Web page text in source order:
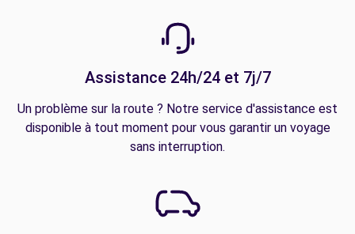
Assistance 24h/24 et 7j/7
Un problème sur la route ? Notre service d'assistance est
disponible à tout moment pour vous garantir un voyage
sans interruption.